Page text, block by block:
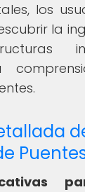
los
la